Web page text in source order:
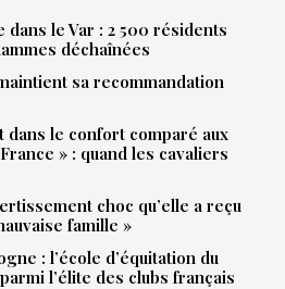
le Var : 2 500 résidents
déchaînées
sa recommandation
dans le confort comparé aux
» : quand les cavaliers
choc qu’elle a reçu
famille »
: l’école d’équitation du
l’élite des clubs français